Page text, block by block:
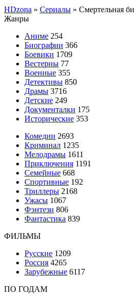
HDzona » Сериалы » Смертельная
Жанры
Аниме 254
Биографии 366
Боевики 1709
Вестерны 77
Военные 355
Детективы 850
Драмы 3716
Детские 249
Документалки 175
Исторические 353
Комедии 2693
Криминал 1235
Мелодрамы 1611
Приключения 1191
Семейные 668
Спортивные 192
Триллеры 2168
Ужасы 1067
Фэнтези 806
Фантастика 839
ФИЛЬМЫ
Русские 1209
Россия 4265
Зарубежные 6117
ПО ГОДАМ